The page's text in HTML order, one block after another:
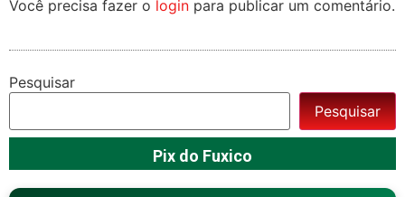
Você precisa fazer o login para publicar um comentário.
Pesquisar
Pesquisar
Pix do Fuxico